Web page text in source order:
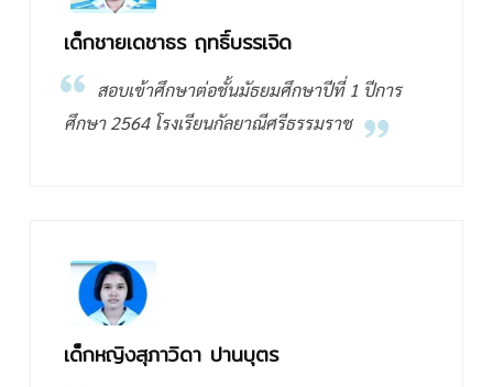
เด็กชายเดชาธร ฤทธิ์บรรเจิด
สอบเข้าศึกษาต่อชั้นมัธยมศึกษาปีที่ 1 ปีการ
ศึกษา 2564 โรงเรียนกัลยาณีศรีธรรมราช
เด็กหญิงสุภาวิดา ปานบุตร